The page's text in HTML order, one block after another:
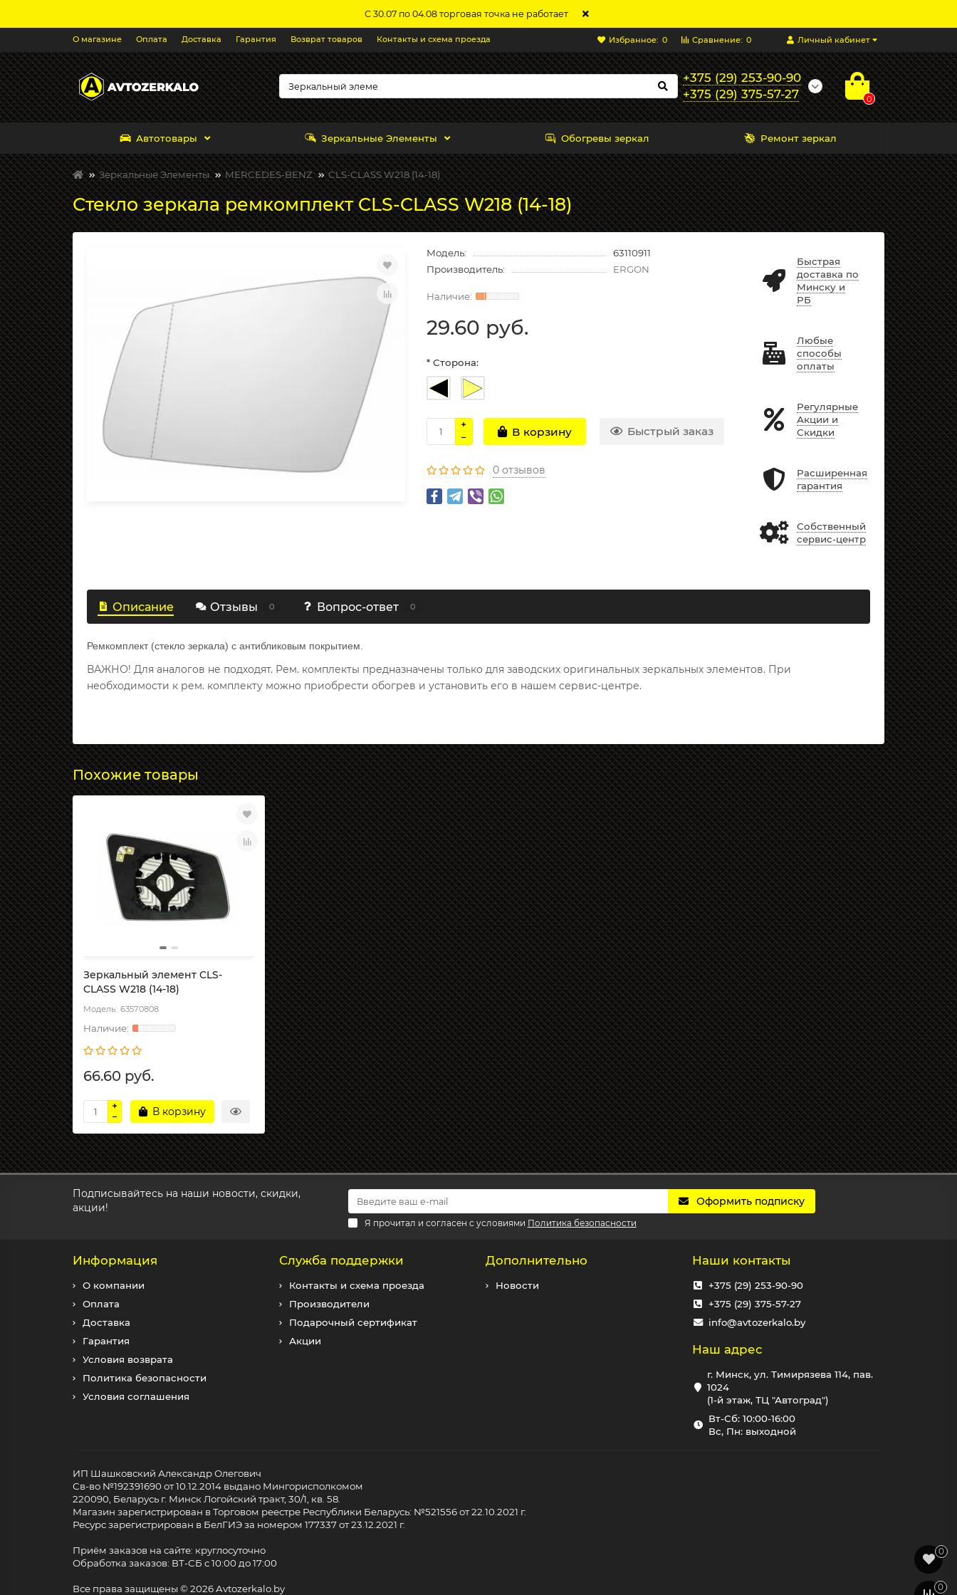
С 30.07 по 04.08 торговая точка не работает
Личный кабинет
Сравнение: 0
Избранное: 0
О магазине Оплата Доставка Гарантия Возврат товаров Контакты и схема проезда
+375 (29) 253-90-90
+375 (29) 375-57-27
0
Автотовары Зеркальные Элементы Обогревы зеркал Ремонт зеркал
Зеркальные Элементы MERCEDES-BENZ CLS-CLASS W218 (14-18)
Стекло зеркала ремкомплект CLS-CLASS W218 (14-18)
Модель:
63110911
Производитель:
ERGON
29.60 руб.
* Сторона:
В корзину Быстрый заказ
0 отзывов
Быстрая
доставка по
Минску и
РБ
Любые
способы
оплаты
Регулярные
Акции и
Скидки
Расширенная
гарантия
Собственный
сервис-центр
Описание Отзывы 0 Вопрос-ответ 0
Ремкомплект (стекло зеркала) с антибликовым покрытием.
ВАЖНО! Для аналогов не подходят. Рем. комплекты предназначены только для заводских оригинальных зеркальных элементов. При
необходимости к рем. комплекту можно приобрести обогрев и установить его в нашем сервис-центре.
Похожие товары
Зеркальный элемент CLS-
CLASS W218 (14-18)
63570808
66.60 руб.
В корзину
Подписывайтесь на наши новости, скидки,
акции!
Оформить подписку
Я прочитал и согласен с условиями Политика безопасности
Информация
О компании
Оплата
Доставка
Гарантия
Условия возврата
Политика безопасности
Условия соглашения
Служба поддержки
Контакты и схема проезда
Производители
Подарочный сертификат
Акции
Дополнительно
Новости
Наши контакты
+375 (29) 253-90-90
+375 (29) 375-57-27
info@avtozerkalo.by
Наш адрес
г. Минск, ул. Тимирязева 114, пав.
1024
(1-й этаж, ТЦ "Автоград")
Вт-Сб: 10:00-16:00
Вс, Пн: выходной
ИП Шашковский Александр Олегович
Св-во №192391690 от 10.12.2014 выдано Мингорисполкомом
220090, Беларусь г. Минск Логойский тракт, 30/1, кв. 58.
Магазин зарегистрирован в Торговом реестре Республики Беларусь: №521556 от 22.10.2021 г.
Ресурс зарегистрирован в БелГИЭ за номером 177337 от 23.12.2021 г.
Приём заказов на сайте: круглосуточно
Обработка заказов: ВТ-СБ с 10:00 до 17:00
Все права защищены © 2026 Avtozerkalo.by
0
0